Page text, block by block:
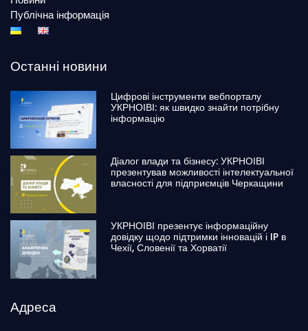
Публічна інформація
Останні новини
Цифрові інструменти вебпорталу
УКРНОІВІ: як швидко знайти потрібну
інформацію
Діалог влади та бізнесу: УКРНОІВІ
презентував можливості інтелектуальної
власності для підприємців Черкащини
УКРНОІВІ презентує інформаційну
довідку щодо підтримки інновацій і IP в
Чехії, Словенії та Хорватії
Адреса